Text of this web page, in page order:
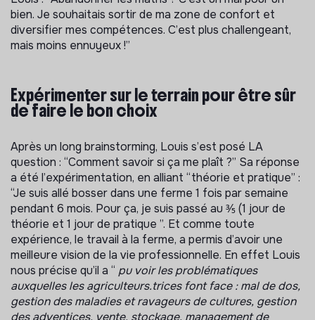
bien. Je souhaitais sortir de ma zone de confort et
diversifier mes compétences. C’est plus challengeant,
mais moins ennuyeux !”
Expérimenter sur le terrain pour être sûr
de faire le bon choix
Après un long brainstorming, Louis s’est posé LA
question : “Comment savoir si ça me plaît ?” Sa réponse
a été l’expérimentation, en alliant “théorie et pratique” :
“Je suis allé bosser dans une ferme 1 fois par semaine
pendant 6 mois. Pour ça, je suis passé au ⅗ (1 jour de
théorie et 1 jour de pratique ”. Et comme toute
expérience, le travail à la ferme, a permis d’avoir une
meilleure vision de la vie professionnelle. En effet Louis
nous précise qu’il a “ pu voir les problématiques
auxquelles les agriculteurs.trices font face : mal de dos,
gestion des maladies et ravageurs de cultures, gestion
des adventices, vente, stockage, management de